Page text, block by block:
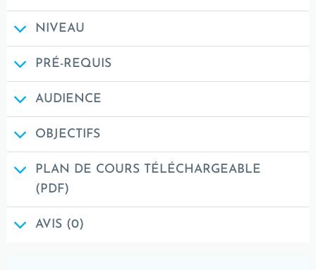
NIVEAU
PRÉ-REQUIS
AUDIENCE
OBJECTIFS
PLAN DE COURS TÉLÉCHARGEABLE
(PDF)
AVIS (0)